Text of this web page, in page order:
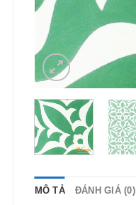
MÔ TẢ ĐÁNH GIÁ (0)